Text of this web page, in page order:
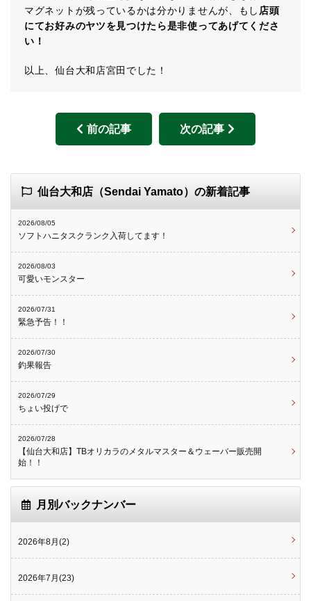
マグネットが残っているかは分かりませんが、もし 店頭
にてお好みのヤツを見つけたら是非使ってあげてくださ
い！
以上、仙台大和店宮田でした！
前の記事 次の記事
仙台大和店（Sendai Yamato）の新着記事
2026/08/05
ソフトハニタスクランク入荷してます！
2026/08/03
可愛いモンスター
2026/07/31
緊急予告！！
2026/07/30
釣果報告
2026/07/29
ちょい投げで
2026/07/28
【仙台大和店】TBオリカラのメタルマスター＆ウェーバー販売開
始！！
月別バックナンバー
2026年8月(2)
2026年7月(23)